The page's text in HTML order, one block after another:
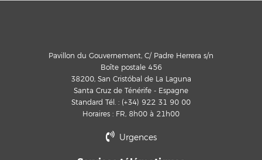
Pavillon du Gouvernement, C/ Padre Herrera s/n
Boîte postale 456
38200, San Cristóbal de La Laguna
Santa Cruz de Ténérife - Espagne
Standard Tél. : (+34) 922 31 90 00
Horaires : FR, 8h00 à 21h00
Urgences